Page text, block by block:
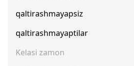
qaltirashmayapsiz
qaltirashmayaptilar
Kelasi zamon